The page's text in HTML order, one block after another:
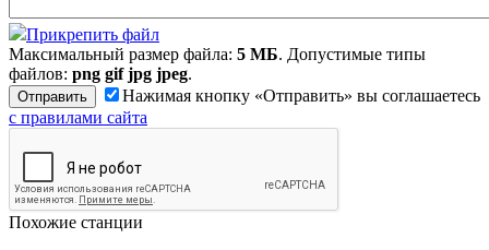
Прикрепить файл
Максимальный размер файла: 5 МБ. Допустимые типы
файлов: png gif jpg jpeg.
Нажимая кнопку «Отправить» вы соглашаетесь
с правилами сайта
Похожие станции